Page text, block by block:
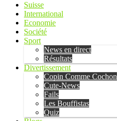
Suisse
International
Economie
Société
Sport
News en direct
Résultats
Divertissement
Copin Comme Cochon
Cute-News
Fails
Les Bouffistas
Quiz